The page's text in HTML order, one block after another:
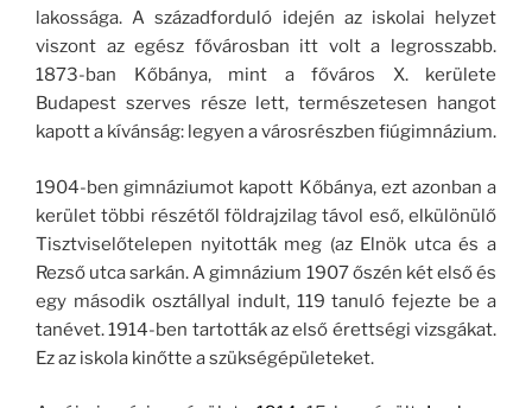
lakossága. A századforduló idején az iskolai helyzet
viszont az egész fővárosban itt volt a legrosszabb.
1873-ban Kőbánya, mint a főváros X. kerülete
Budapest szerves része lett, természetesen hangot
kapott a kívánság: legyen a városrészben fiúgimnázium.
1904-ben gimnáziumot kapott Kőbánya, ezt azonban a
kerület többi részétől földrajzilag távol eső, elkülönülő
Tisztviselőtelepen nyitották meg (az Elnök utca és a
Rezső utca sarkán. A gimnázium 1907 őszén két első és
egy második osztállyal indult, 119 tanuló fejezte be a
tanévet. 1914-ben tartották az első érettségi vizsgákat.
Ez az iskola kinőtte a szükségépületeket.